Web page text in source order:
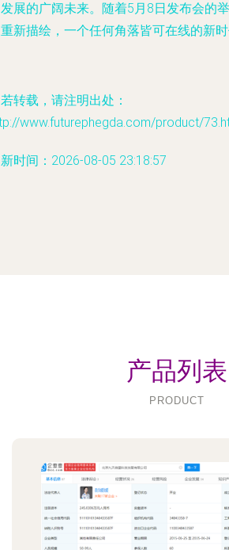
展的广阔未来。随着5月8日发布会的
新描绘，一个任何角落皆可在线的新时
转载，请注明出处：
www.futurephegda.com/product/
时间：2026-08-05 23:18:57
产品列表
PRODUCT